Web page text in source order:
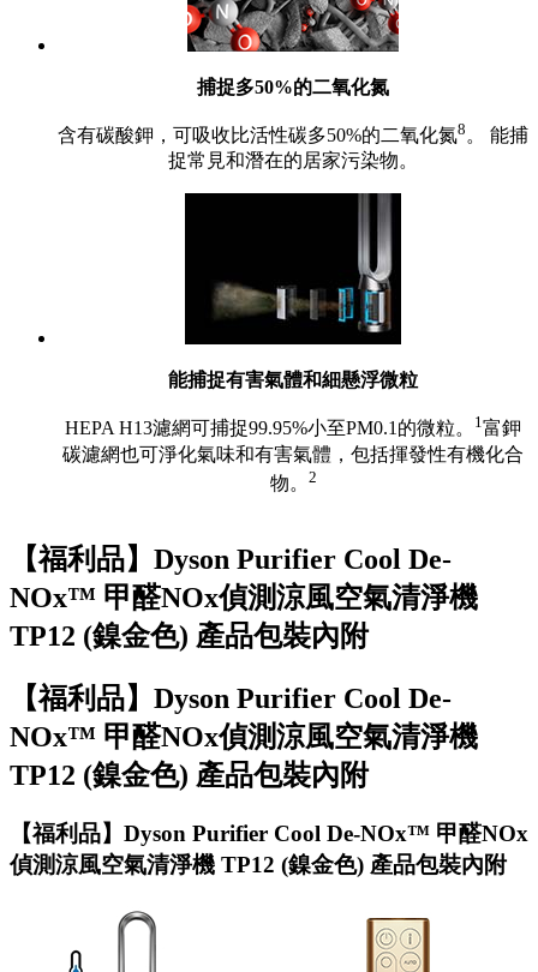
捕捉多50%的二氧化氮
含有碳酸鉀，可吸收比活性碳多50%的二氧化氮8 。 能捕
捉常見和潛在的居家污染物。
能捕捉有害氣體和細懸浮微粒
HEPA H13濾網可捕捉99.95%小至PM0.1的微粒。 1富鉀
碳濾網也可淨化氣味和有害氣體，包括揮發性有機化合
物。 2
【福利品】Dyson Purifier Cool De-
NOx™ 甲醛NOx偵測涼風空氣清淨機
TP12 (鎳金色) 產品包裝內附
【福利品】Dyson Purifier Cool De-
NOx™ 甲醛NOx偵測涼風空氣清淨機
TP12 (鎳金色) 產品包裝內附
【福利品】Dyson Purifier Cool De-NOx™ 甲醛NOx
偵測涼風空氣清淨機 TP12 (鎳金色) 產品包裝內附